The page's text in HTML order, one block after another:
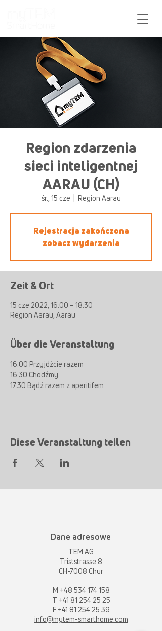
Region zdarzenia
sieci inteligentnej
AARAU (CH)
śr., 15 cze Region Aarau
Rejestracja zakończona
zobacz wydarzenia
Zeit & Ort
15 cze 2022, 16:00 – 18:30
Region Aarau, Aarau
Über die Veranstaltung
16:00 Przyjdźcie razem
16.30 Chodźmy
17.30 Bądź razem z aperitifem
Diese Veranstaltung teilen
Dane adresowe
TEM AG
Triststrasse 8
CH-7008 Chur
M +48 534 174 158
T +41 81 254 25 25
F +41 81 254 25 39
info@mytem-smarthome.com